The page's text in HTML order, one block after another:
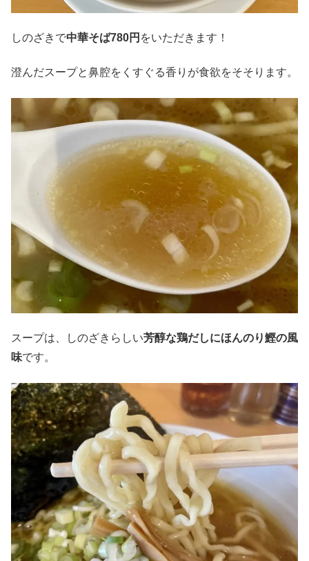
しのざきで中華そば780円 をいただきます！
澄んだスープと鼻腔をくすぐる香りが食欲をそそります。
スープは、しのざきらしい芳醇な鶏だしにほんのり鰹の風
味です。